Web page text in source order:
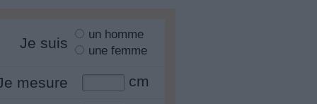
Je suis
un homme
une femme
mesure cm